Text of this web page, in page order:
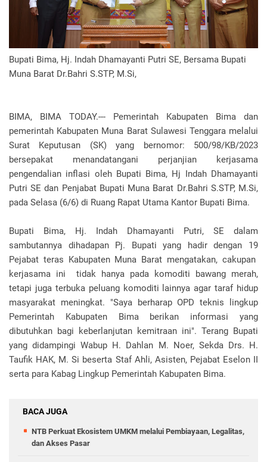
Bupati Bima, Hj. Indah Dhamayanti Putri SE, Bersama Bupati
Muna Barat Dr.Bahri S.STP, M.Si,
BIMA, BIMA TODAY.--- Pemerintah Kabupaten Bima dan
pemerintah Kabupaten Muna Barat Sulawesi Tenggara melalui
Surat Keputusan (SK) yang bernomor: 500/98/KB/2023
bersepakat menandatangani perjanjian kerjasama
pengendalian inflasi oleh Bupati Bima, Hj Indah Dhamayanti
Putri SE dan Penjabat Bupati Muna Barat Dr.Bahri S.STP, M.Si,
pada Selasa (6/6) di Ruang Rapat Utama Kantor Bupati Bima.
Bupati Bima, Hj. Indah Dhamayanti Putri, SE dalam
sambutannya dihadapan Pj. Bupati yang hadir dengan 19
Pejabat teras Kabupaten Muna Barat mengatakan, cakupan
kerjasama ini tidak hanya pada komoditi bawang merah,
tetapi juga terbuka peluang komoditi lainnya agar taraf hidup
masyarakat meningkat. "Saya berharap OPD teknis lingkup
Pemerintah Kabupaten Bima berikan informasi yang
dibutuhkan bagi keberlanjutan kemitraan ini". Terang Bupati
yang didampingi Wabup H. Dahlan M. Noer, Sekda Drs. H.
Taufik HAK, M. Si beserta Staf Ahli, Asisten, Pejabat Eselon II
serta para Kabag Lingkup Pemerintah Kabupaten Bima.
BACA JUGA
NTB Perkuat Ekosistem UMKM melalui Pembiayaan, Legalitas,
dan Akses Pasar